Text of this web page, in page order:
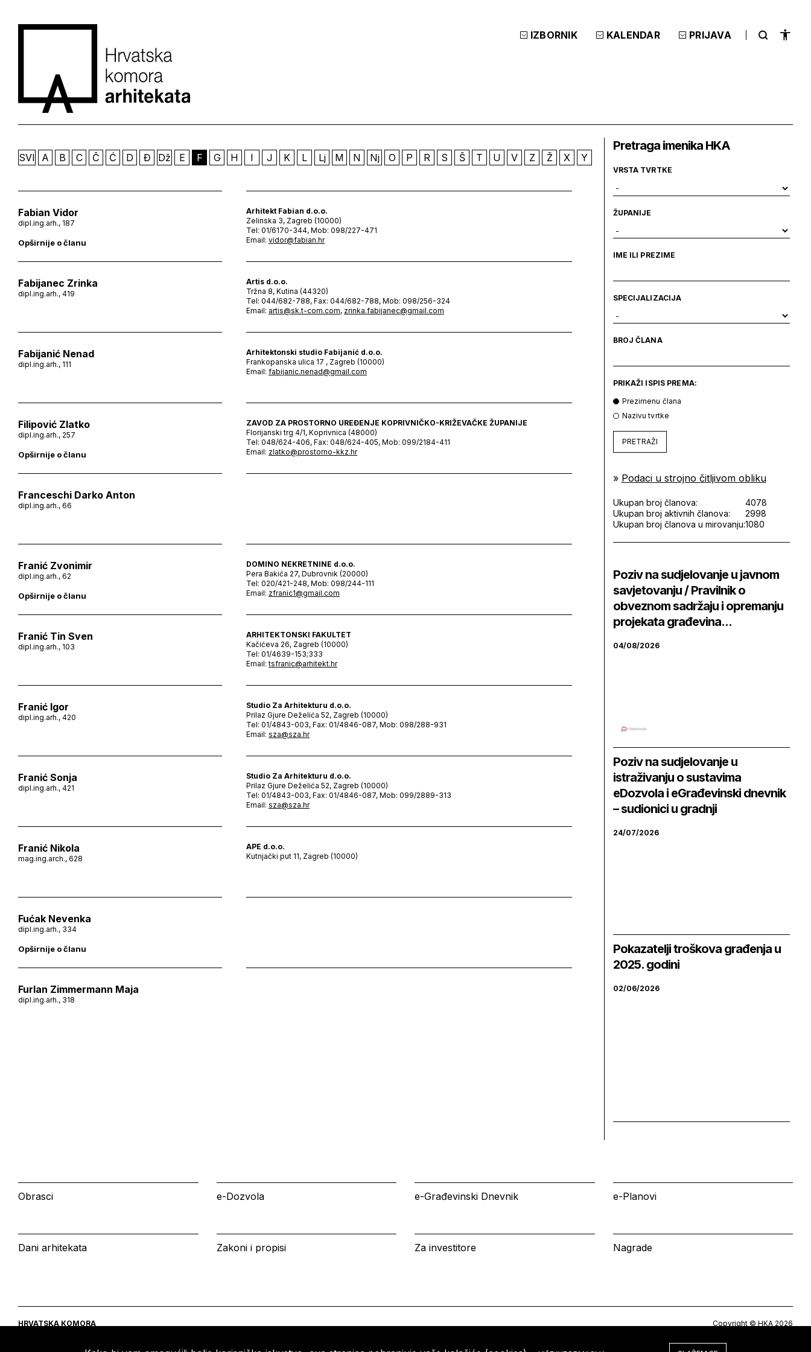
IZBORNIK KALENDAR PRIJAVA
SVI A B C Č Ć D Đ Dž E F G H I J K L Lj M N Nj O P R S Š T U V Z Ž X Y
Fabian Vidor
dipl.ing.arh., 187
Opširnije o članu
Arhitekt Fabian d.o.o.
Zelinska 3, Zagreb (10000)
Tel: 01/6170-344, Mob: 098/227-471
Email: vidor@fabian.hr
Fabijanec Zrinka
dipl.ing.arh., 419
Artis d.o.o.
Tržna 8, Kutina (44320)
Tel: 044/682-788, Fax: 044/682-788, Mob: 098/256-324
Email: artis@sk.t-com.com, zrinka.fabijanec@gmail.com
Fabijanić Nenad
dipl.ing.arh., 111
Arhitektonski studio Fabijanić d.o.o.
Frankopanska ulica 17 , Zagreb (10000)
Email: fabijanic.nenad@gmail.com
Filipović Zlatko
dipl.ing.arh., 257
Opširnije o članu
ZAVOD ZA PROSTORNO UREĐENJE KOPRIVNIČKO-KRIŽEVAČKE ŽUPANIJE
Florijanski trg 4/1, Koprivnica (48000)
Tel: 048/624-406, Fax: 048/624-405, Mob: 099/2184-411
Email: zlatko@prostorno-kkz.hr
Franceschi Darko Anton
dipl.ing.arh., 66
Franić Zvonimir
dipl.ing.arh., 62
Opširnije o članu
DOMINO NEKRETNINE d.o.o.
Pera Bakića 27, Dubrovnik (20000)
Tel: 020/421-248, Mob: 098/244-111
Email: zfranic1@gmail.com
Franić Tin Sven
dipl.ing.arh., 103
ARHITEKTONSKI FAKULTET
Kačićeva 26, Zagreb (10000)
Tel: 01/4639-153;333
Email:tsfranic@arhitekt.hr
Franić Igor
dipl.ing.arh., 420
Studio Za Arhitekturu d.o.o.
Prilaz Gjure Deželića 52, Zagreb (10000)
Tel: 01/4843-003, Fax: 01/4846-087, Mob: 098/288-931
Email: sza@sza.hr
Franić Sonja
dipl.ing.arh., 421
Studio Za Arhitekturu d.o.o.
Prilaz Gjure Deželića 52, Zagreb (10000)
Tel: 01/4843-003, Fax: 01/4846-087, Mob: 099/2889-313
Email: sza@sza.hr
Franić Nikola
mag.ing.arch., 628
APE d.o.o.
Kutnjački put 11, Zagreb (10000)
Fućak Nevenka
dipl.ing.arh., 334
Opširnije o članu
Furlan Zimmermann Maja
dipl.ing.arh., 318
Pretraga imenika HKA
VRSTA TVRTKE
ŽUPANIJE
IME ILI PREZIME
SPECIJALIZACIJA
BROJ ČLANA
PRIKAŽI ISPIS PREMA:
Prezimenu člana
Nazivu tvrtke
PRETRAŽI
» Podaci u strojno čitljivom obliku
Ukupan broj članova:
4078
Ukupan broj aktivnih članova:
2998
Ukupan broj članova u mirovanju:1080
Poziv na sudjelovanje u javnom
savjetovanju / Pravilnik o
obveznom sadržaju i opremanju
projekata građevina...
04/08/2026
Poziv na sudjelovanje u
istraživanju o sustavima
eDozvola i eGrađevinski dnevnik
– sudionici u gradnji
24/07/2026
Pokazatelji troškova građenja u
2025. godini
02/06/2026
Obrasci e-Dozvola e-Građevinski Dnevnik e-Planovi
Dani arhitekata Zakoni i propisi Za investitore Nagrade
HRVATSKA KOMORA
Copyright © HKA 2026